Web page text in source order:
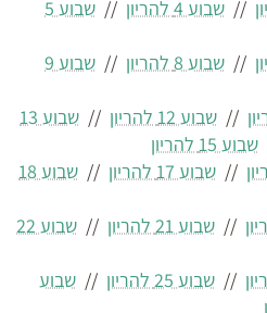
// שבוע 4 להריון //
שבוע 5
// שבוע 8 להריון //
שבוע 9
// שבוע 12 להריון //
שבוע 13
שבוע 15 להריון
// שבוע 17 להריון //
שבוע 18
// שבוע 21 להריון //
שבוע 22
// שבוע 25 להריון // שבוע